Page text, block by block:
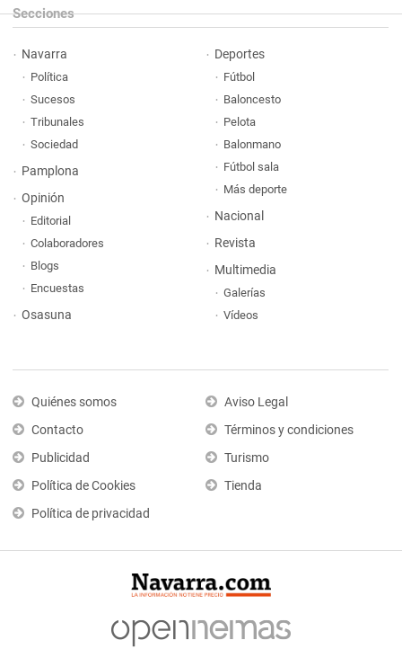
Secciones
Navarra
Política
Sucesos
Tribunales
Sociedad
Pamplona
Opinión
Editorial
Colaboradores
Blogs
Encuestas
Osasuna
Deportes
Fútbol
Baloncesto
Pelota
Balonmano
Fútbol sala
Más deporte
Nacional
Revista
Multimedia
Galerías
Vídeos
Quiénes somos
Contacto
Publicidad
Política de Cookies
Política de privacidad
Aviso Legal
Términos y condiciones
Turismo
Tienda